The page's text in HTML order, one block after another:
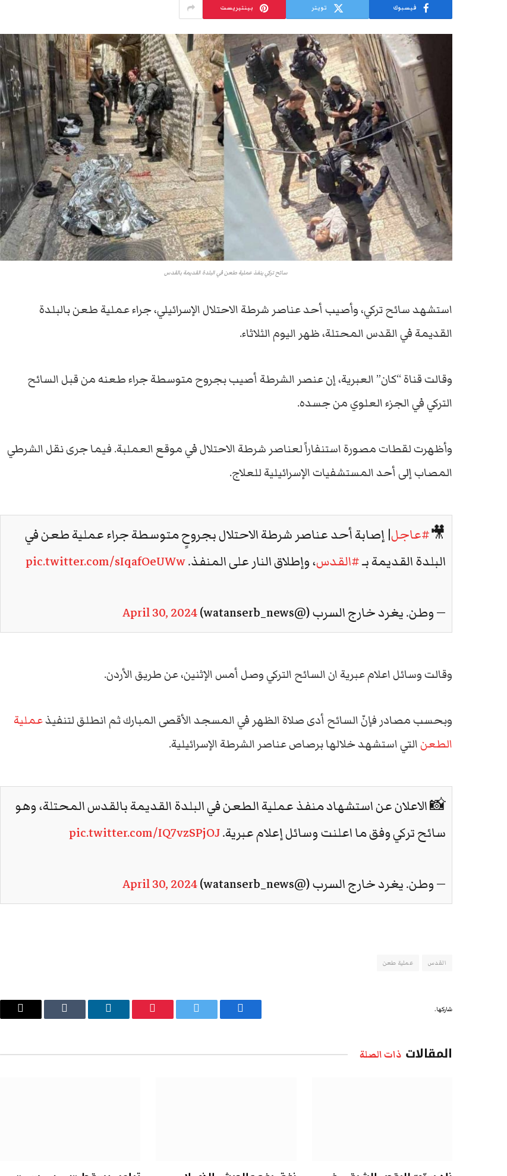
فيسبوك تويتر بينتيريست
سائح تركي ينفذ عملية طعن في البلدة القديمة بالقدس
استشهد سائح تركي، وأصيب أحد عناصر شرطة الاحتلال الإسرائيلي، جراء عملية طعن بالبلدة
القديمة في القدس المحتلة، ظهر اليوم الثلاثاء.
وقالت قناة “كان” العبرية، إن عنصر الشرطة أصيب بجروح متوسطة جراء طعنه من قبل السائح
التركي في الجزء العلوي من جسده.
وأظهرت لقطات مصورة استنفاراً لعناصر شرطة الاحتلال في موقع العملبة. فيما جرى نقل الشرطي
المصاب إلى أحد المستشفيات الإسرائيلية للعلاج.
🎥#عاجل| إصابة أحد عناصر شرطة الاحتلال بجروحٍ متوسطة جراء عملية طعن في
البلدة القديمة بـ#القدس، وإطلاق النار على المنفذ.pic.twitter.com/sIqafOeUWw
— وطن. يغرد خارج السرب (@watanserb_news) April 30, 2024
وقالت وسائل اعلام عبرية ان السائح التركي وصل أمس الإثنين، عن طريق الأردن.
وبحسب مصادر فإنّ السائح أدى صلاة الظهر في المسجد الأقصى المبارك ثم انطلق لتنفيذعملية
الطعنالتي استشهد خلالها برصاص عناصر الشرطة الإسرائيلية.
📸 الاعلان عن استشهاد منفذ عملية الطعن في البلدة القديمة بالقدس المحتلة، وهو
سائح تركي وفق ما اعلنت وسائل إعلام عبرية.pic.twitter.com/IQ7vzSPjOJ
— وطن. يغرد خارج السرب (@watanserb_news) April 30, 2024
القدس عملية طعن
شاركها.
فيسبوك تويتر بينتيريست لينكدإن Tumblr
البريد
المقالات ذات الصلة